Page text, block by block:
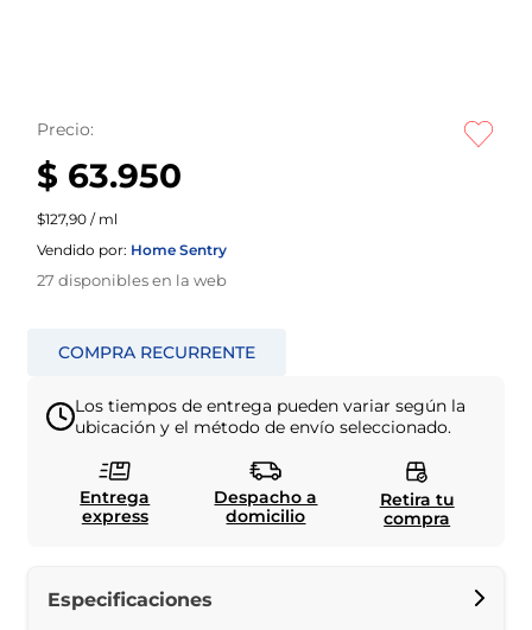
Precio:
$ 63.950
$127,90 / ml
Vendido por: Home Sentry
27 disponibles en la web
Los tiempos de entrega pueden variar según la
ubicación y el método de envío seleccionado.
Entrega
express
Despacho a
domicilio
Retira tu
compra
Especificaciones